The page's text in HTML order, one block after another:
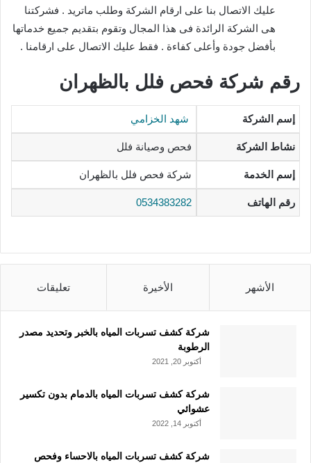
عليك الاتصال بنا على ارقام الشركة وطلب ماتريد . فشركتنا
هى الشركة الرائدة فى هذا المجال وتقوم بتقديم جميع خدماتها
بأفضل جودة وأعلى كفاءة . فقط عليك الاتصال على ارقامنا .
رقم شركة فحص فلل بالظهران
إسم الشركة شهد الخزامي
نشاط الشركة فحص وصيانة فلل
إسم الخدمة شركة فحص فلل بالظهران
رقم الهاتف 0534383282
الأشهر الأخيرة تعليقات
شركة كشف تسربات المياه بالخبر وتحديد مصدر
الرطوبة
أكتوبر 20, 2021
شركة كشف تسربات المياه بالدمام بدون تكسير
عشوائي
أكتوبر 14, 2022
شركة كشف تسربات المياه بالاحساء وفحص